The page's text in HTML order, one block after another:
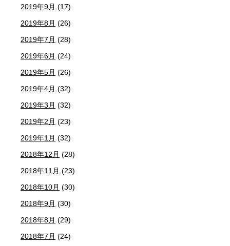
2019年9月 (17)
2019年8月 (26)
2019年7月 (28)
2019年6月 (24)
2019年5月 (26)
2019年4月 (32)
2019年3月 (32)
2019年2月 (23)
2019年1月 (32)
2018年12月 (28)
2018年11月 (23)
2018年10月 (30)
2018年9月 (30)
2018年8月 (29)
2018年7月 (24)